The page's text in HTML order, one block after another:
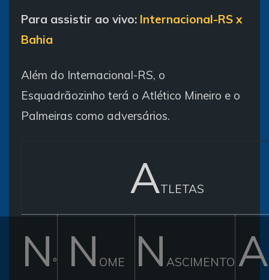
Para assistir ao vivo: Internacional-RS x
Bahia
Além do Internacional-RS, o
Esquadrãozinho terá o Atlético Mineiro e o
Palmeiras como adversários.
ATLETAS
N º N OME N ASCIMENTO A